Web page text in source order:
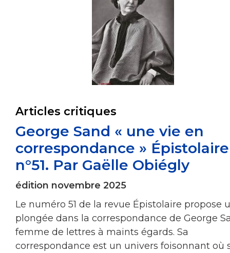
Articles critiques
George Sand « une vie en
correspondance » Épistolaire
n°51. Par Gaëlle Obiégly
édition novembre 2025
Le numéro 51 de la revue Épistolaire propose
plongée dans la correspondance de George
femme de lettres à maints égards. Sa
correspondance est un univers foisonnant où